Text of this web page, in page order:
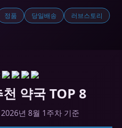
정품 당일배송 러브스토리
약국 TOP 8
년 8월 1주차 기준